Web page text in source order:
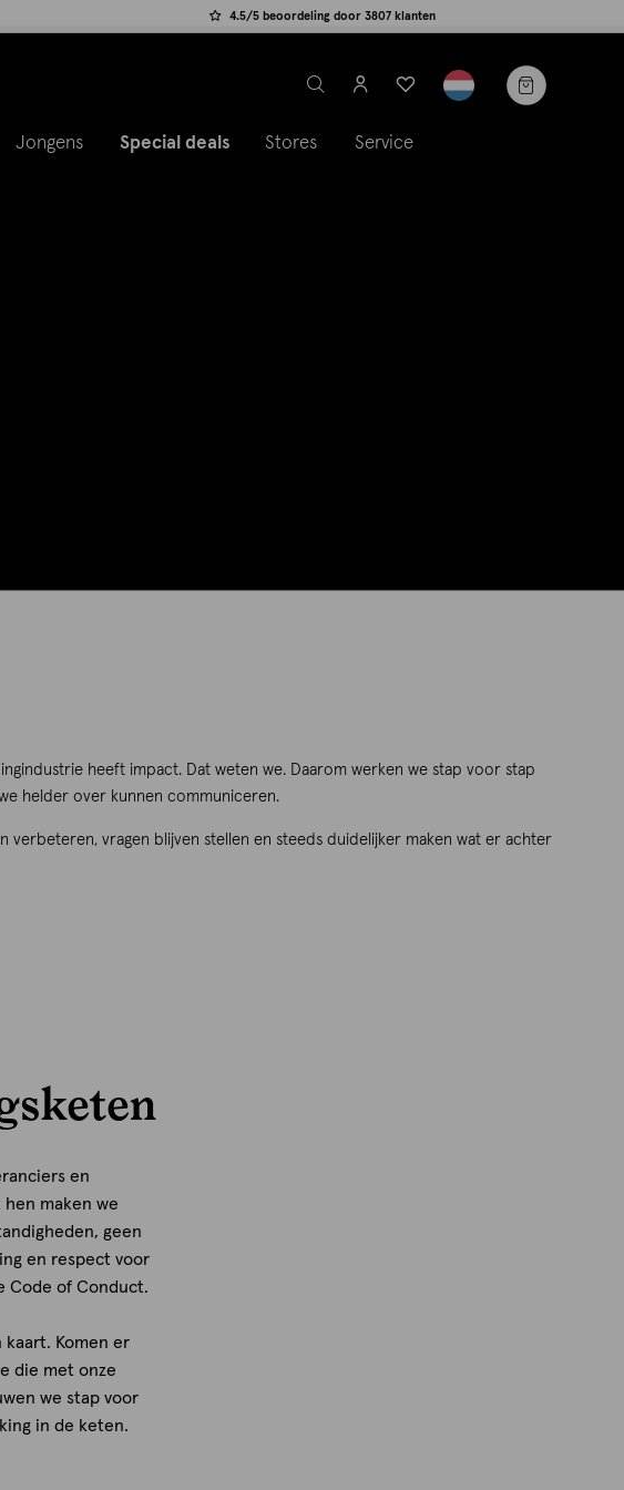
4.5/5 beoordeling door 3807 klanten
label.header.toggle
Jongens Special deals Stores Service
heeft impact. Dat weten we. Daarom werken we stap voor stap
helder over kunnen communiceren.
verbeteren, vragen blijven stellen en steeds duidelijker maken wat er achter
en
maken we
geen
en respect voor
Code of Conduct.
kaart. Komen er
die met onze
we stap voor
in de keten.